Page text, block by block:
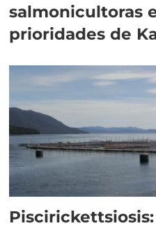
salmonicultoras
prioridades de